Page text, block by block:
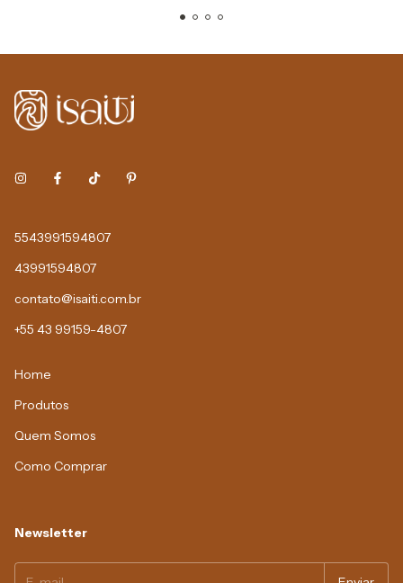
5543991594807
43991594807
contato@isaiti.com.br
+55 43 99159-4807
Home
Produtos
Quem Somos
Como Comprar
Newsletter